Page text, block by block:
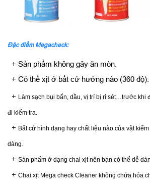
Đặc điểm Megacheck:
+ Sản phẩm không gây ăn mòn.
+ Có thể xịt ở bất cứ hướng nào (360 độ).
+ Làm sạch bụi bẩn, dầu, vị trí bị rỉ sét…trước khi
đi kiểm tra.
+ Bất cứ hình dạng hay chất liệu nào của vật
dàng.
+ Sản phẩm ở dạng chai xịt nên bạn có thể dễ
+ Chai xịt Mega check Cleaner không chứa hóa